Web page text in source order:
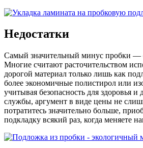
Недостатки
Самый значительный минус пробки —
Многие считают расточительством
дорогой материал только лишь как
более экономичные полистирол или
учитывая безопасность для здоровья и
службы, аргумент в виде цены не
потратитесь значительно больше,
подкладку всякий раз, когда меняете